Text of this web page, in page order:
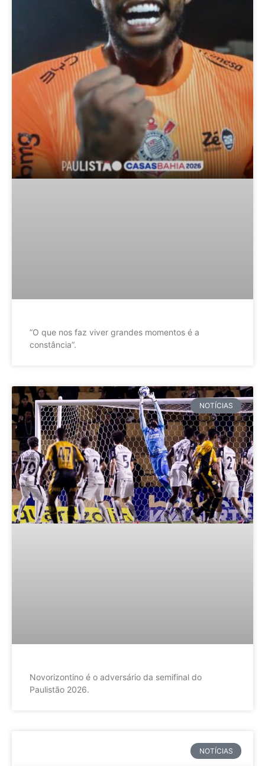
”O que nos faz viver grandes momentos é a
constância”.
NOTÍCIAS
Novorizontino é o adversário da semifinal do
Paulistão 2026.
NOTÍCIAS